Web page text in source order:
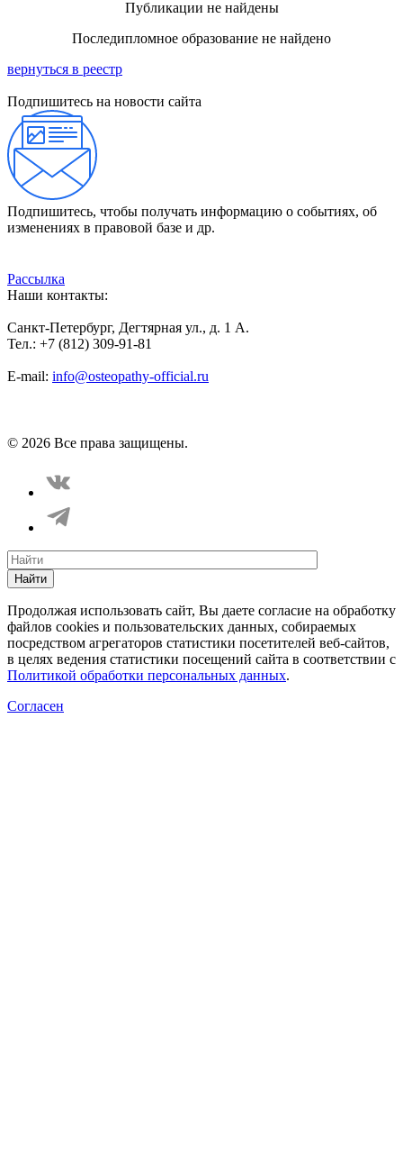
Публикации не найдены
Последипломное образование не найдено
вернуться в реестр
Подпишитесь на новости сайта
Подпишитесь, чтобы получать информацию о событиях, об
изменениях в правовой базе и др.
Рассылка
Наши контакты:
Санкт-Петербург, Дегтярная ул., д. 1 А.
Тел.: +7 (812) 309-91-81
E-mail: info@osteopathy-official.ru
© 2026 Все права защищены.
Найти
Продолжая использовать сайт, Вы даете согласие на обработку
файлов cookies и пользовательских данных, собираемых
посредством агрегаторов статистики посетителей веб-сайтов,
в целях ведения статистики посещений сайта в соответствии с
Политикой обработки персональных данных.
Согласен